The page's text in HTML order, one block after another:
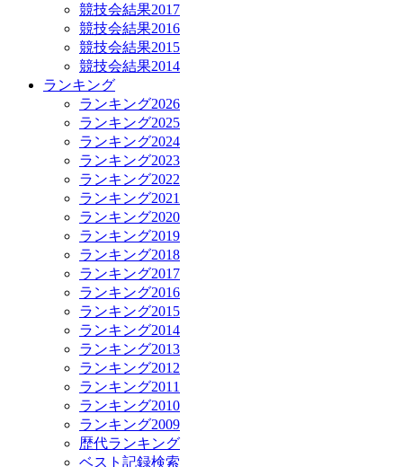
競技会結果2017
競技会結果2016
競技会結果2015
競技会結果2014
ランキング
ランキング2026
ランキング2025
ランキング2024
ランキング2023
ランキング2022
ランキング2021
ランキング2020
ランキング2019
ランキング2018
ランキング2017
ランキング2016
ランキング2015
ランキング2014
ランキング2013
ランキング2012
ランキング2011
ランキング2010
ランキング2009
歴代ランキング
ベスト記録検索